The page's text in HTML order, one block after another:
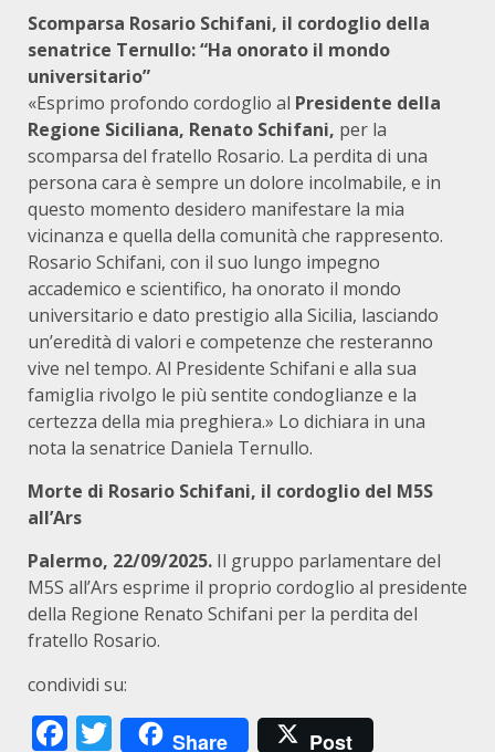
Scomparsa Rosario Schifani, il cordoglio della
senatrice Ternullo: “Ha onorato il mondo
universitario”
«Esprimo profondo cordoglio al Presidente della
Regione Siciliana, Renato Schifani, per la
scomparsa del fratello Rosario. La perdita di una
persona cara è sempre un dolore incolmabile, e in
questo momento desidero manifestare la mia
vicinanza e quella della comunità che rappresento.
Rosario Schifani, con il suo lungo impegno
accademico e scientifico, ha onorato il mondo
universitario e dato prestigio alla Sicilia, lasciando
un’eredità di valori e competenze che resteranno
vive nel tempo. Al Presidente Schifani e alla sua
famiglia rivolgo le più sentite condoglianze e la
certezza della mia preghiera.» Lo dichiara in una
nota la senatrice Daniela Ternullo.
Morte di Rosario Schifani, il cordoglio del M5S
all’Ars
Palermo, 22/09/2025. Il gruppo parlamentare del
M5S all’Ars esprime il proprio cordoglio al presidente
della Regione Renato Schifani per la perdita del
fratello Rosario.
condividi su:
Facebook
Twitter
Share Post